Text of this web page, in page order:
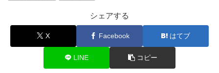
シェアする
X Facebook はてブ
LINE コピー